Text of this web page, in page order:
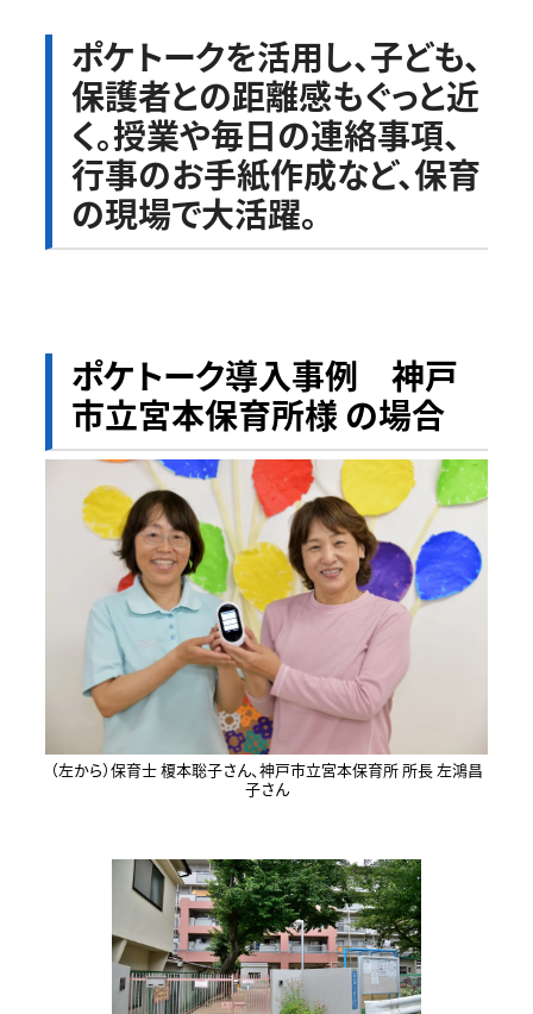
ポケトークを活用し、子ども、
保護者との距離感もぐっと近
く。授業や毎日の連絡事項、
行事のお手紙作成など、保育
の現場で大活躍。
ポケトーク導入事例 神戸
市立宮本保育所様 の場合
（左から）保育士 榎本聡子さん、神戸市立宮本保育所 所長 左鴻昌
子さん